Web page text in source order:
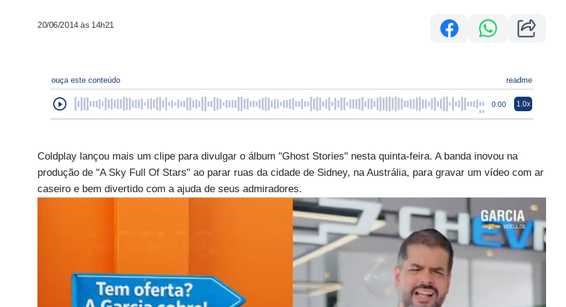
20/06/2014 às 14h21
ouça este conteúdo readme
0:00 1.0x
Coldplay lançou mais um clipe para divulgar o álbum "Ghost Stories" nesta quinta-feira. A banda inovou na
produção de "A Sky Full Of Stars" ao parar ruas da cidade de Sidney, na Austrália, para gravar um vídeo com ar
caseiro e bem divertido com a ajuda de seus admiradores.